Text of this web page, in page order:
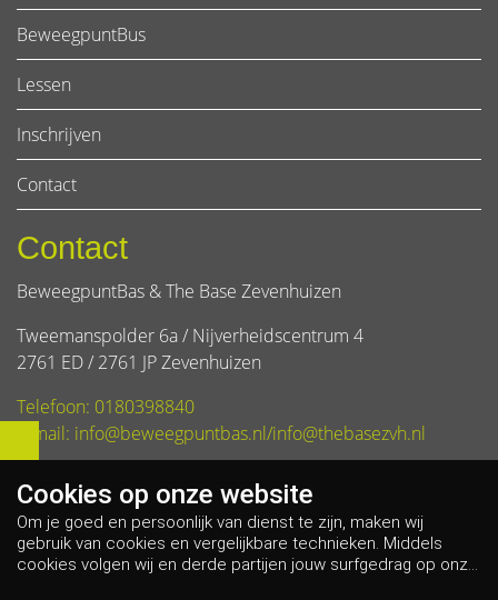
BeweegpuntBus
Lessen
Inschrijven
Contact
Contact
BeweegpuntBas & The Base Zevenhuizen
Tweemanspolder 6a / Nijverheidscentrum 4
2761 ED / 2761 JP Zevenhuizen
Telefoon: 0180398840
E-mail: info@beweegpuntbas.nl/info@thebasezvh.nl
Cookies op onze website
Om je goed en persoonlijk van dienst te zijn, maken wij
gebruik van cookies en vergelijkbare technieken. Middels
cookies volgen wij en derde partijen jouw surfgedrag op onze